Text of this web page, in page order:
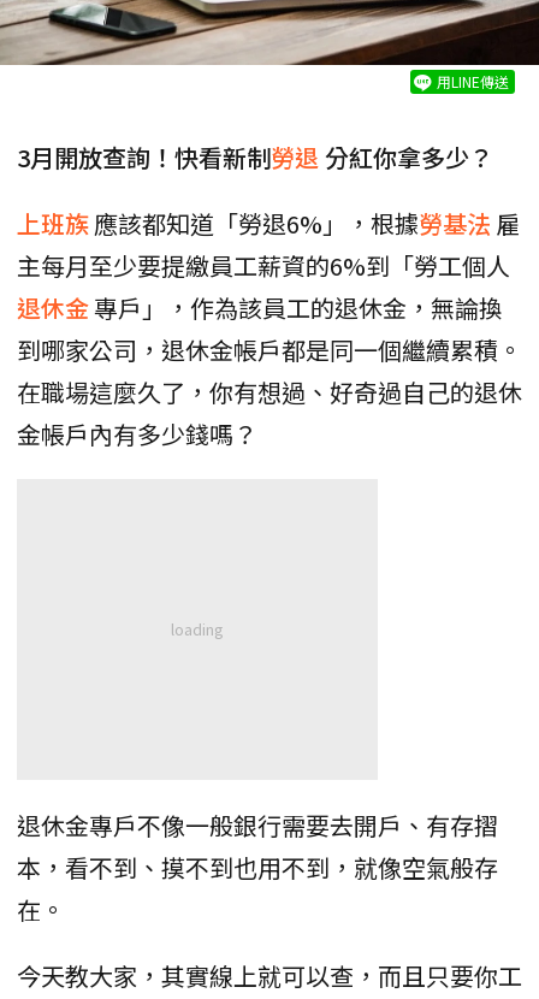
用LINE傳送
3月開放查詢！快看新制勞退 分紅你拿多少？
上班族應該都知道「勞退6%」，根據勞基法 雇
主每月至少要提繳員工薪資的6%到「勞工個人
退休金專戶」，作為該員工的退休金，無論換
到哪家公司，退休金帳戶都是同一個繼續累積。
在職場這麼久了，你有想過、好奇過自己的退休
金帳戶內有多少錢嗎？
退休金專戶不像一般銀行需要去開戶、有存摺
本，看不到、摸不到也用不到，就像空氣般存
在。
今天教大家，其實線上就可以查，而且只要你工